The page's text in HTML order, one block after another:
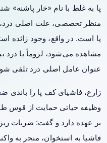
پا به غلط با نام «خار پاشنه»
منظر تخصصی، علت اصلی درد،
پا است. در واقع، وجود زائده
مشاهده می‌شود، لزوماً با درد
عنوان عامل اصلی درد تلقی
زارع، فاشیای کف پا را باندی
وظیفه حیاتی حمایت از قوس
بر عهده دارد و گفت: ضربات
فاشیا به استخوان، منجر به